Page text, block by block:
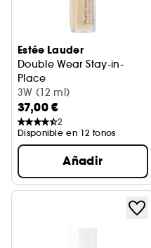
Estée Lauder
Double Wear Stay-in-
Place
Corrector
3W (12 ml)
37,00 €
2
Disponible en 12 tonos
Añadir